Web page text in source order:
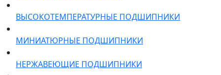
ВЫСОКОТЕМПЕРАТУРНЫЕ ПОДШИПНИКИ
МИНИАТЮРНЫЕ ПОДШИПНИКИ
НЕРЖАВЕЮЩИЕ ПОДШИПНИКИ